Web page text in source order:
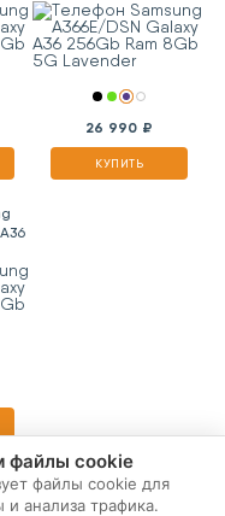
Lavender
26 990 ₽
КУПИТЬ
файлы cookie
файлы cookie для
анализа трафика.